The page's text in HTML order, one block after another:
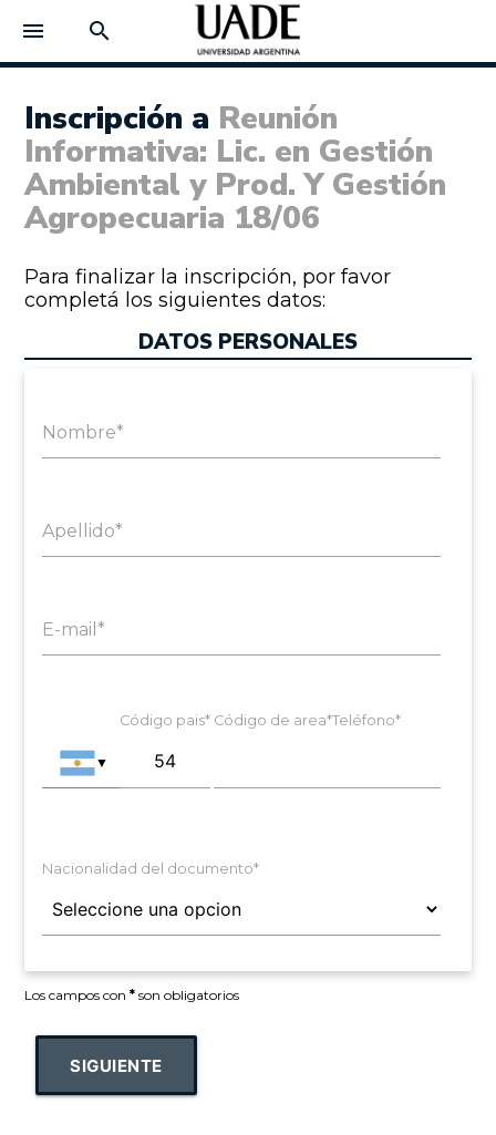
menu search
Inscripción a Reunión
Informativa: Lic. en Gestión
Ambiental y Prod. Y Gestión
Agropecuaria 18/06
Para finalizar la inscripción, por favor
completá los siguientes datos:
DATOS PERSONALES
Nombre*
Apellido*
E-mail*
▼
Código pais* Código de area*Teléfono*
Nacionalidad del documento*
Los campos con* son obligatorios
SIGUIENTE